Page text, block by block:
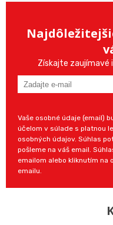
Získajte zaujímavé
Vaše osobné údaje (email)
účelom v súlade s platnou
osobných údajov. Súhlas
pošleme na váš email.
emailom alebo kliknutím na
emailu.